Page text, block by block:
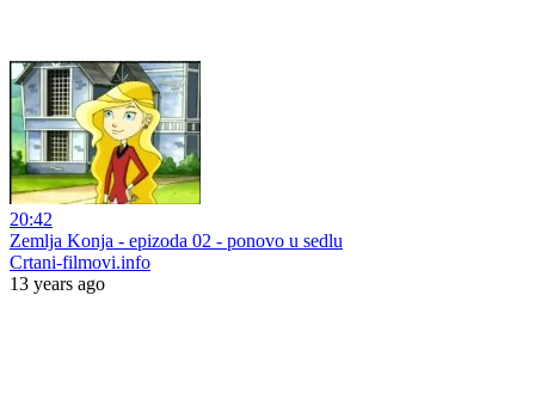
20:42
Zemlja Konja - epizoda 02 - ponovo u sedlu
Crtani-filmovi.info
13 years ago